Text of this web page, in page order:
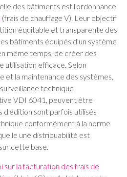
des bâtiments est l'ordonnance
(frais de chauffage V). Leur objectif
équitable et transparente des
bâtiments équipés d'un système
même temps, de créer des
utilisation efficace. Selon
et la maintenance des systèmes,
technique
VDI 6041, peuvent être
d'édition sont parfois utilisés
conformément à la norme
une distribuabilité est
cette base.
sur la facturation des frais de